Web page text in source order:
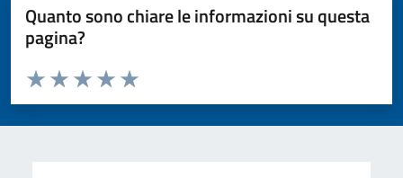
Quanto sono chiare le informazioni su questa
pagina?
Valuta da 1 a 5 stelle la pagina
Valuta 5 stelle su 5
Valuta 4 stelle su 5
Valuta 3 stelle su 5
Valuta 2 stelle su 5
Valuta 1 stelle su 5